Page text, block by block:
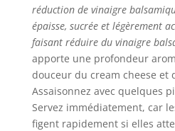
réduction de vinaigre
épaisse, sucrée et légèrement
faisant réduire du vinaigre
apporte une profondeur
douceur du cream cheese et
Assaisonnez avec quelques
Servez immédiatement, car
figent rapidement si elles